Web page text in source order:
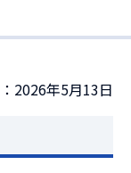
2026年5月13日